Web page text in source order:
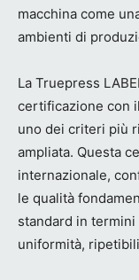
macchina come
ambienti di
La Truepress
certificazione con
uno dei criteri più
ampliata. Questa
internazionale,
le qualità
standard in
uniformità,